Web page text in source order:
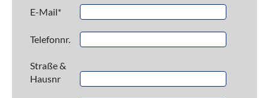
E-Mail*
Telefonnr.
Straße &
Hausnr